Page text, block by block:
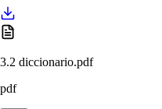
3.2 diccionario.pdf
pdf